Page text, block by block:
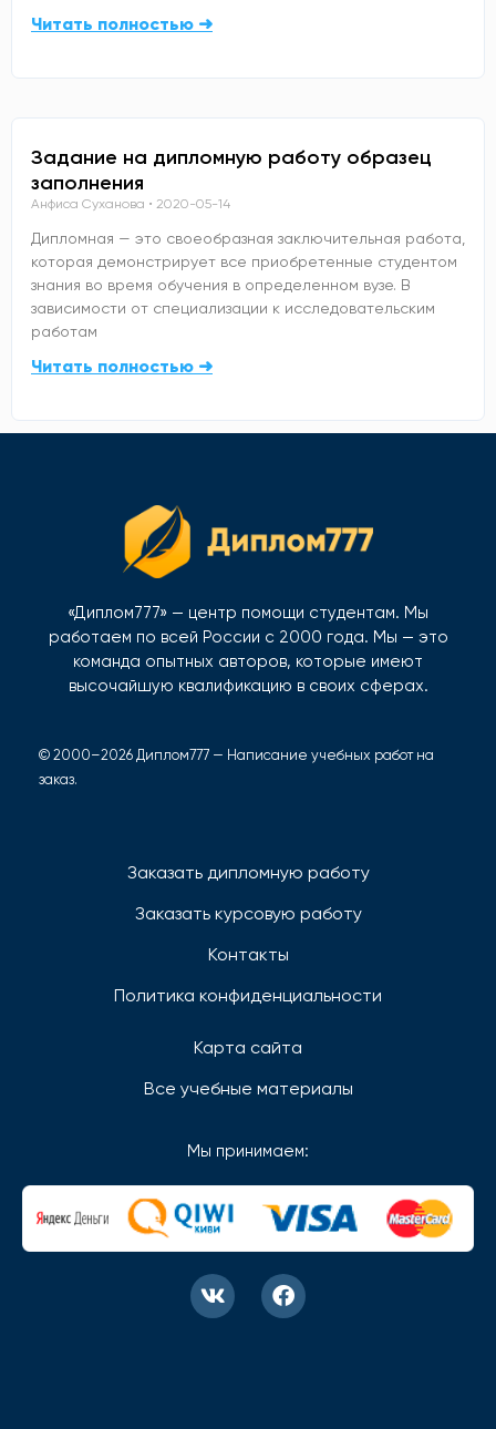
Читать полностью ➜
Задание на дипломную работу образец
заполнения
Анфиса Суханова 2020-05-14
Дипломная — это своеобразная заключительная работа,
которая демонстрирует все приобретенные студентом
знания во время обучения в определенном вузе. В
зависимости от специализации к исследовательским
работам
Читать полностью ➜
«Диплом777» — центр помощи студентам. Мы
работаем по всей России с 2000 года. Мы — это
команда опытных авторов, которые имеют
высочайшую квалификацию в своих сферах.
© 2000–2026 Диплом777 — Написание учебных работ на
заказ.
Заказать дипломную работу
Заказать курсовую работу
Контакты
Политика конфиденциальности
Карта сайта
Все учебные материалы
Мы принимаем: